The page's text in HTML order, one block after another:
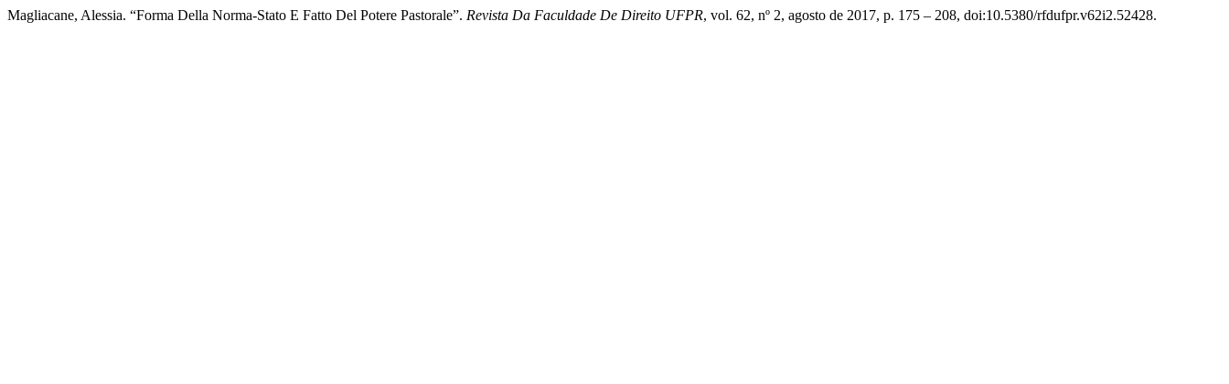
Magliacane, Alessia. “Forma Della Norma-Stato E Fatto Del Potere Pastorale”. Revista Da Faculdade De Direito UFPR, vol. 62, nº 2, agosto de 2017, p. 175 – 208, doi:10.5380/rfdufpr.v62i2.52428.